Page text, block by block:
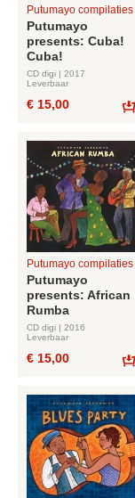
Putumayo compilaties
Putumayo
presents: Cuba!
Cuba!
CD digi | 2017
Leverbaar
€ 15,00
Putumayo compilaties
Putumayo
presents: African
Rumba
CD digi | 2016
Leverbaar
€ 15,00